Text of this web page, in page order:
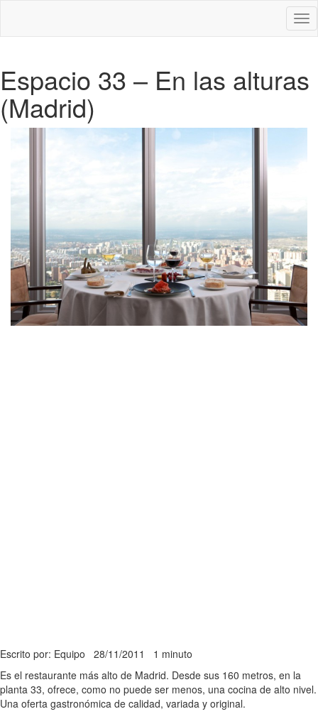
Espacio 33 – En las alturas
(Madrid)
Escrito por: Equipo 28/11/2011 1 minuto
Es el restaurante más alto de Madrid. Desde sus 160 metros, en la
planta 33, ofrece, como no puede ser menos, una cocina de alto nivel.
Una oferta gastronómica de calidad, variada y original.